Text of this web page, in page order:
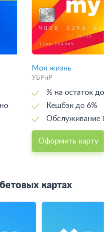
Моя жизнь
УБРиР
% на остаток до
Кешбэк до 6%
Обслуживание
Оформить карту
картах